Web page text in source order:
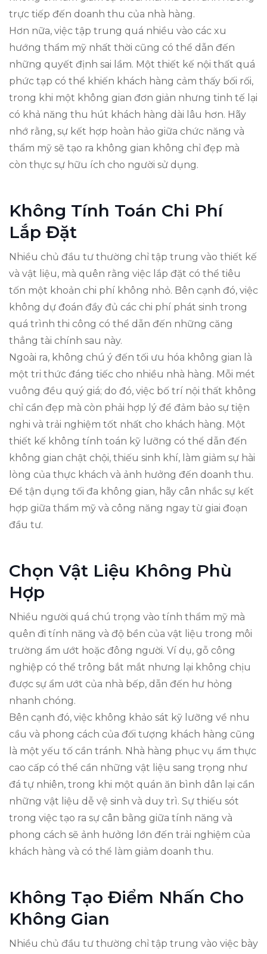
trực tiếp đến doanh thu của nhà hàng.
Hơn nữa, việc tập trung quá nhiều vào các xu
hướng thẩm mỹ nhất thời cũng có thể dẫn đến
những quyết định sai lầm. Một thiết kế nội thất quá
phức tạp có thể khiến khách hàng cảm thấy bối rối,
trong khi một không gian đơn giản nhưng tinh tế lại
có khả năng thu hút khách hàng dài lâu hơn. Hãy
nhớ rằng, sự kết hợp hoàn hảo giữa chức năng và
thẩm mỹ sẽ tạo ra không gian không chỉ đẹp mà
còn thực sự hữu ích cho người sử dụng.
Không Tính Toán Chi Phí
Lắp Đặt
Nhiều chủ đầu tư thường chỉ tập trung vào thiết kế
và vật liệu, mà quên rằng việc lắp đặt có thể tiêu
tốn một khoản chi phí không nhỏ. Bên cạnh đó, việc
không dự đoán đầy đủ các chi phí phát sinh trong
quá trình thi công có thể dẫn đến những căng
thẳng tài chính sau này.
Ngoài ra, không chú ý đến tối ưu hóa không gian là
một tri thức đáng tiếc cho nhiều nhà hàng. Mỗi mét
vuông đều quý giá; do đó, việc bố trí nội thất không
chỉ cần đẹp mà còn phải hợp lý để đảm bảo sự tiện
nghi và trải nghiệm tốt nhất cho khách hàng. Một
thiết kế không tính toán kỹ lưỡng có thể dẫn đến
không gian chật chội, thiếu sinh khí, làm giảm sự hài
lòng của thực khách và ảnh hưởng đến doanh thu.
Để tận dụng tối đa không gian, hãy cân nhắc sự kết
hợp giữa thẩm mỹ và công năng ngay từ giai đoạn
đầu tư.
Chọn Vật Liệu Không Phù
Hợp
Nhiều người quá chú trọng vào tính thẩm mỹ mà
quên đi tính năng và độ bền của vật liệu trong môi
trường ẩm ướt hoặc đông người. Ví dụ, gỗ công
nghiệp có thể trông bắt mắt nhưng lại không chịu
được sự ẩm ướt của nhà bếp, dẫn đến hư hỏng
nhanh chóng.
Bên cạnh đó, việc không khảo sát kỹ lưỡng về nhu
cầu và phong cách của đối tượng khách hàng cũng
là một yếu tố cần tránh. Nhà hàng phục vụ ẩm thực
cao cấp có thể cần những vật liệu sang trọng như
đá tự nhiên, trong khi một quán ăn bình dân lại cần
những vật liệu dễ vệ sinh và duy trì. Sự thiếu sót
trong việc tạo ra sự cân bằng giữa tính năng và
phong cách sẽ ảnh hưởng lớn đến trải nghiệm của
khách hàng và có thể làm giảm doanh thu.
Không Tạo Điểm Nhấn Cho
Không Gian
Nhiều chủ đầu tư thường chỉ tập trung vào việc bày